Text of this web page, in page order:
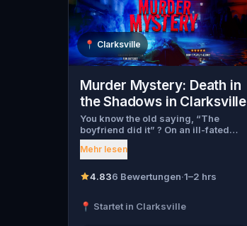
📍 Clarksville
Murder Mystery: Death in
the Shadows in Clarksville
You know the old saying, “The
boyfriend did it” ? On an ill-fated
night, love goes terribly wrong for
Bella Wanderlust and Walter Bridges
found dead during a ghost tour led
truth. Was it Walter, the obsessed
Mehr lesen
4.836 Bewertungen·1–2 hrs
📍 Startet in Clarksville